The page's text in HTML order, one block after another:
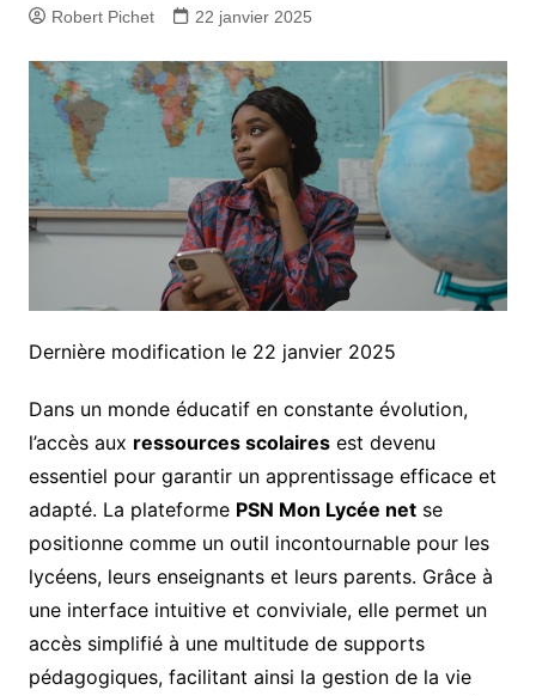
Robert Pichet 22 janvier 2025
Dernière modification le 22 janvier 2025
Dans un monde éducatif en constante évolution,
l’accès aux ressources scolairesest devenu
essentiel pour garantir un apprentissage efficace et
adapté. La plateforme PSN Mon Lycée netse
positionne comme un outil incontournable pour les
lycéens, leurs enseignants et leurs parents. Grâce à
une interface intuitive et conviviale, elle permet un
accès simplifié à une multitude de supports
pédagogiques, facilitant ainsi la gestion de la vie